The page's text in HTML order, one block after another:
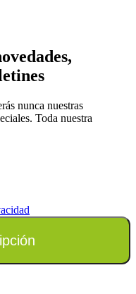
nunca nuestras
Toda nuestra